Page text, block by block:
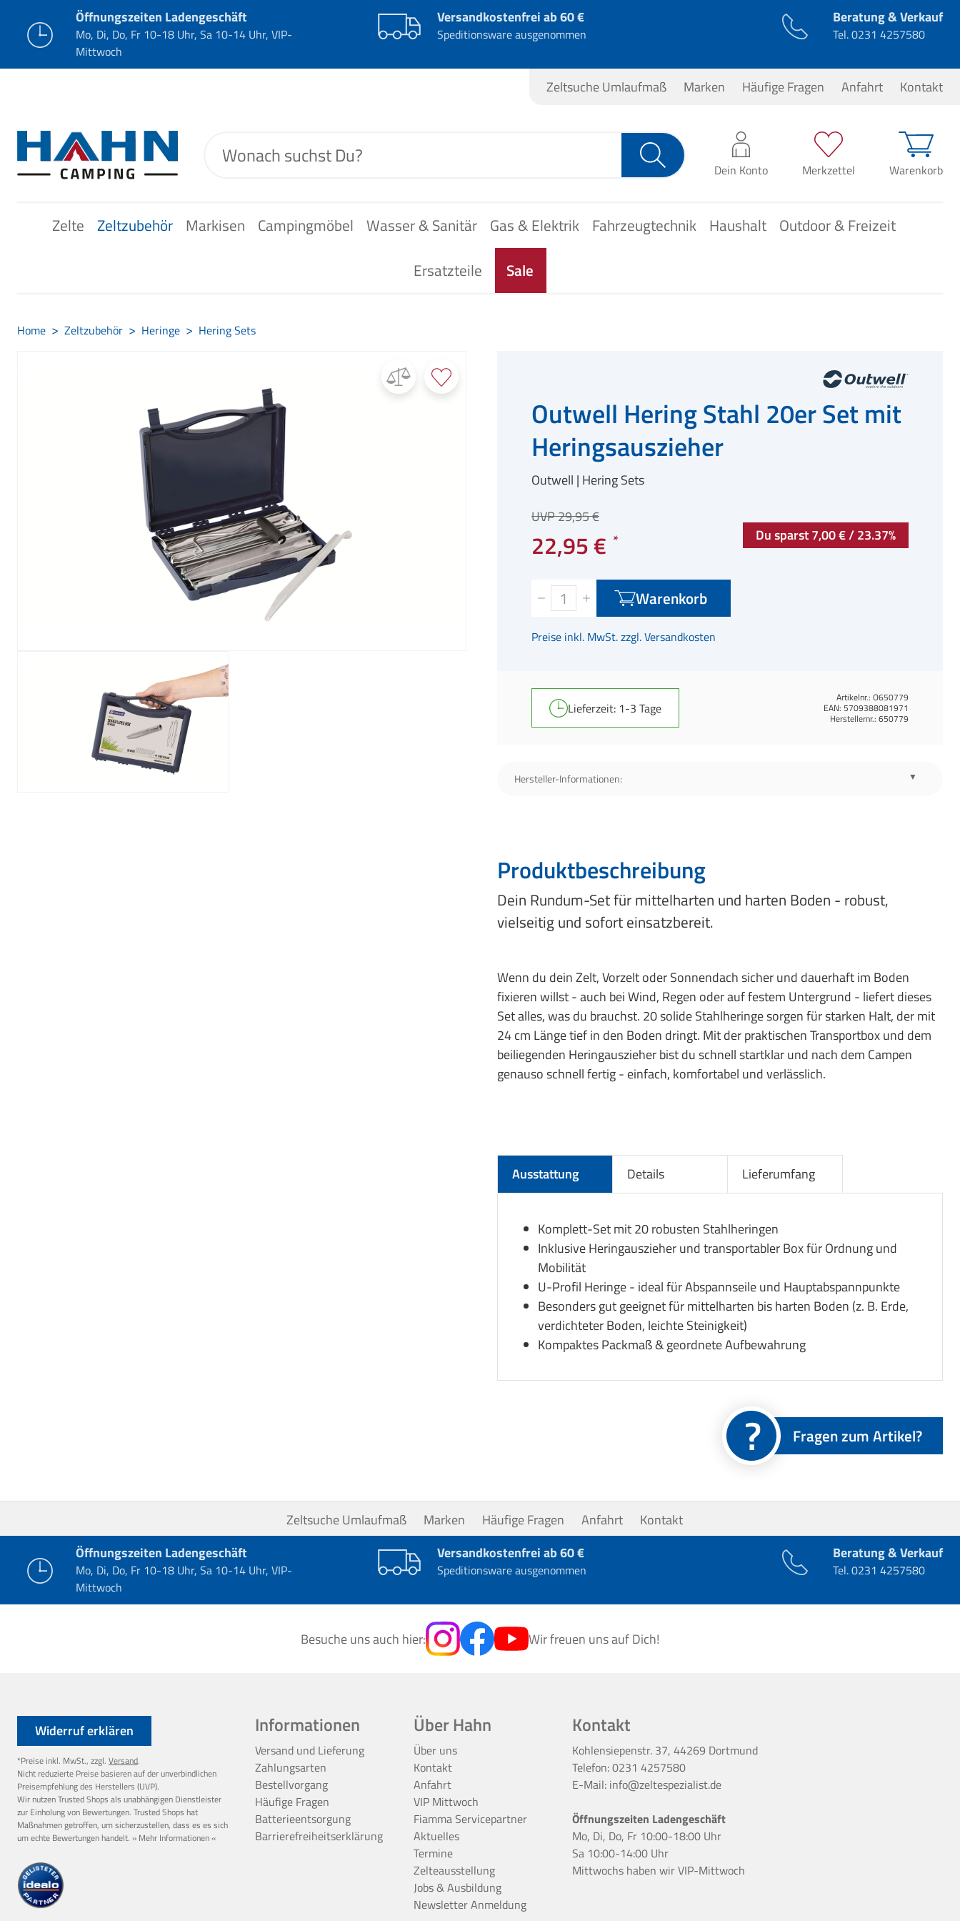
Öffnungszeiten Ladengeschäft
Mo, Di, Do, Fr 10-18 Uhr, Sa 10-14 Uhr, VIP-
Mittwoch
Versandkostenfrei ab 60 €
Speditionsware ausgenommen
Beratung & Verkauf
Tel.0231 4257580
Zeltsuche Umlaufmaß Marken Häufige Fragen Anfahrt Kontakt
Dein Konto Merkzettel Warenkorb
0,00 €*
Zelte Zeltzubehör Markisen Campingmöbel Wasser & Sanitär Gas & Elektrik Fahrzeugtechnik Haushalt
Outdoor & Freizeit
Ersatzteile
Sale
Home Zeltzubehör Heringe Hering Sets
Outwell Hering Stahl 20er Set mit
Heringsauszieher
Outwell Hering Sets
UVP 29,95 €
22,95 € Du sparst 7,00 € / 23.37%
Warenkorb
Preise inkl. MwSt. zzgl. Versandkosten
Lieferzeit: 1-3 Tage
Artikelnr.: O650779
EAN: 5709388081971
Herstellernr.: 650779
Hersteller-Informationen:
Produktbeschreibung
Dein Rundum-Set für mittelharten und harten Boden - robust,
vielseitig und sofort einsatzbereit.
Wenn du dein Zelt, Vorzelt oder Sonnendach sicher und dauerhaft im Boden
fixieren willst - auch bei Wind, Regen oder auf festem Untergrund - liefert dieses
Set alles, was du brauchst. 20 solide Stahlheringe sorgen für starken Halt, der mit
24 cm Länge tief in den Boden dringt. Mit der praktischen Transportbox und dem
beiliegenden Heringauszieher bist du schnell startklar und nach dem Campen
genauso schnell fertig - einfach, komfortabel und verlässlich.
Ausstattung Details Lieferumfang
Komplett-Set mit 20 robusten Stahlheringen
Inklusive Heringauszieher und transportabler Box für Ordnung und
Mobilität
U-Profil Heringe - ideal für Abspannseile und Hauptabspannpunkte
Besonders gut geeignet für mittelharten bis harten Boden (z. B. Erde,
verdichteter Boden, leichte Steinigkeit)
Kompaktes Packmaß & geordnete Aufbewahrung
Fragen zum Artikel?
Zeltsuche Umlaufmaß Marken Häufige Fragen Anfahrt
Kontakt
Öffnungszeiten Ladengeschäft
Mo, Di, Do, Fr 10-18 Uhr, Sa 10-14 Uhr, VIP-
Mittwoch
Versandkostenfrei ab 60 €
Speditionsware ausgenommen
Beratung & Verkauf
Tel.0231 4257580
Besuche uns auch hier: Wir freuen uns auf Dich!
Widerruf erklären
*Preise inkl. MwSt., zzgl. Versand.
Nicht reduzierte Preise basieren auf der unverbindlichen
Preisempfehlung des Herstellers (UVP).
Wir nutzen Trusted Shops als unabhängigen Dienstleister
zur Einholung von Bewertungen. Trusted Shops hat
Maßnahmen getroffen, um sicherzustellen, dass es es sich
um echte Bewertungen handelt. » Mehr Informationen «
Informationen
Versand und Lieferung
Zahlungsarten
Bestellvorgang
Häufige Fragen
Batterieentsorgung
Barrierefreiheitserklärung
Über Hahn
Über uns
Kontakt
Anfahrt
VIP Mittwoch
Fiamma Servicepartner
Aktuelles
Termine
Zelteausstellung
Jobs & Ausbildung
Newsletter Anmeldung
Kontakt
Kohlensiepenstr. 37, 44269 Dortmund
Telefon:0231 4257580
E-Mail: info@zeltespezialist.de
Öffnungszeiten Ladengeschäft
Mo, Di, Do, Fr 10:00-18:00 Uhr
Sa 10:00-14:00 Uhr
Mittwochs haben wirVIP-Mittwoch